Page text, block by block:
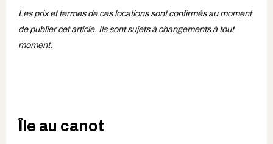
Les prix et termes de ces locations sont confirmés au moment
de publier cet article. Ils sont sujets à changements à tout
moment.
Île au canot